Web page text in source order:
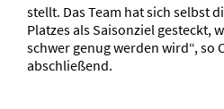
stellt. Das Team hat sich selbst
Platzes als Saisonziel gesteckt,
schwer genug werden wird“, so
abschließend.